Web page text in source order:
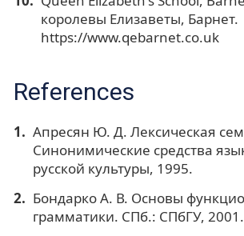
королевы Елизаветы, Барнет.
https://www.qebarnet.co.uk
References
Апресян Ю. Д. Лексическая
Синонимические средства
русской культуры, 1995.
Бондарко А. В. Основы
грамматики. СПб.: СПбГУ, 2001.